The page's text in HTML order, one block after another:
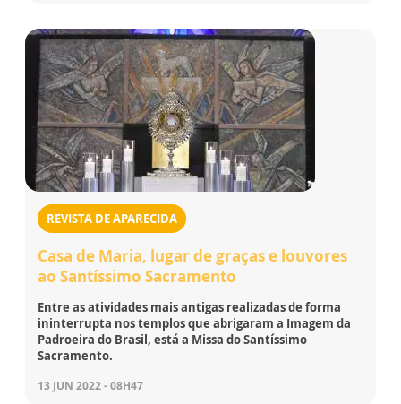
REVISTA DE APARECIDA
Casa de Maria, lugar de graças e louvores
ao Santíssimo Sacramento
Entre as atividades mais antigas realizadas de forma
ininterrupta nos templos que abrigaram a Imagem da
Padroeira do Brasil, está a Missa do Santíssimo
Sacramento.
13 JUN 2022 - 08H47